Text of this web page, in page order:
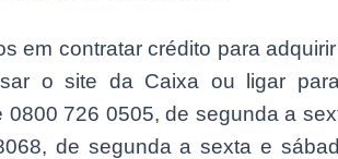
em contratar crédito para
o site da Caixa ou ligar
0800 726 0505, de segunda a
de segunda a sexta e